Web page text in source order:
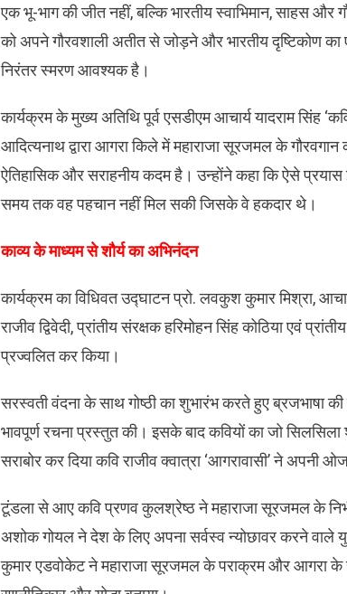
एक भू-भाग की जीत नहीं, बल्कि भारतीय स्वाभिमान, साहस
को अपने गौरवशाली अतीत से जोड़ने और भारतीय दृष्टिकोण
निरंतर स्मरण आवश्यक है।
​कार्यक्रम के मुख्य अतिथि पूर्व एसडीएम आचार्य यादराम सिंह
आदित्यनाथ द्वारा आगरा किले में महाराजा सूरजमल के गौरवगान
ऐतिहासिक और सराहनीय कदम है। उन्होंने कहा कि ऐसे
समय तक वह पहचान नहीं मिल सकी जिसके वे हकदार थे।
​काव्य के माध्यम से शौर्य का अभिनंदन
​कार्यक्रम का विधिवत उद्घाटन प्रो. लवकुश कुमार मिश्रा,
राजीव द्विवेदी, प्रांतीय संरक्षक हरिमोहन सिंह कोठिया एवं
प्रज्वलित कर किया।
सरस्वती वंदना के साथ गोष्ठी का शुभारंभ करते हुए ब्रजभाषा की
भावपूर्ण रचना प्रस्तुत की। इसके बाद कवियों का जो
सराबोर कर दिया कवि राजीव क्वात्रा ‘आगरावासी’ ने अपनी
टूंडला से आए कवि प्रणव कुलश्रेष्ठ ने महाराजा सूरजमल के
अशोक गोयल ने देश के लिए अपना सर्वस्व न्योछावर करने वाले
कुमार एडवोकेट ने महाराजा सूरजमल के पराक्रम और आगरा के